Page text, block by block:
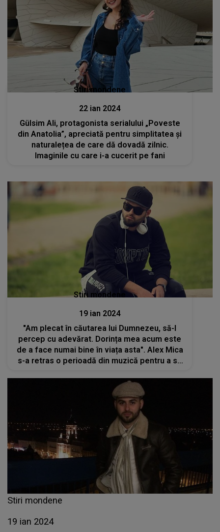
Stiri mondene
22 ian 2024
Gülsim Ali, protagonista serialului „Poveste
din Anatolia”, apreciată pentru simplitatea și
naturalețea de care dă dovadă zilnic.
Imaginile cu care i-a cucerit pe fani
Stiri mondene
19 ian 2024
"Am plecat în căutarea lui Dumnezeu, să-l
percep cu adevărat. Dorința mea acum este
de a face numai bine în viața asta". Alex Mica
s-a retras o perioadă din muzică pentru a se
Stiri mondene
19 ian 2024